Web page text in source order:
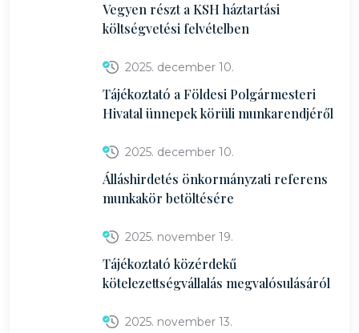
Vegyen részt a KSH háztartási
költségvetési felvételben
2025. december 10.
Tájékoztató a Földesi Polgármesteri
Hivatal ünnepek körüli munkarendjéről
2025. december 10.
Álláshirdetés önkormányzati referens
munkakör betöltésére
2025. november 19.
Tájékoztató közérdekű
kötelezettségvállalás megvalósulásáról
2025. november 13.